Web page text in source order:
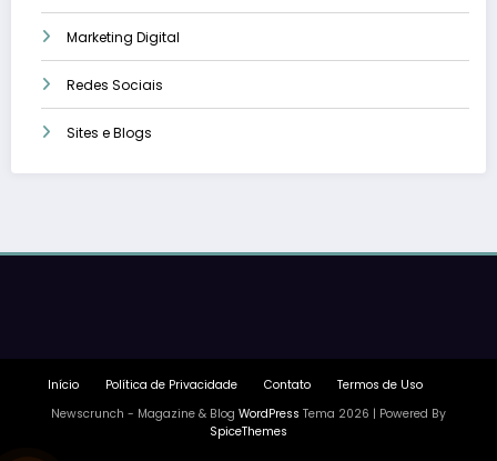
Marketing Digital
Redes Sociais
Sites e Blogs
Início Política de Privacidade Contato
Termos de Uso
Newscrunch - Magazine & Blog WordPress Tema 2026 | Powered By
SpiceThemes